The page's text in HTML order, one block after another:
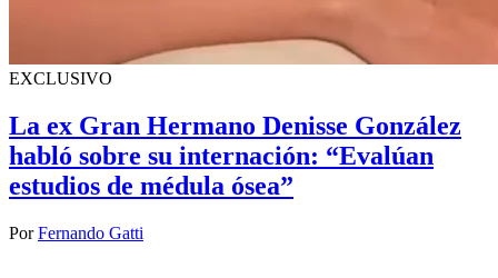
EXCLUSIVO
La ex Gran Hermano Denisse González
habló sobre su internación: “Evalúan
estudios de médula ósea”
PorFernando Gatti